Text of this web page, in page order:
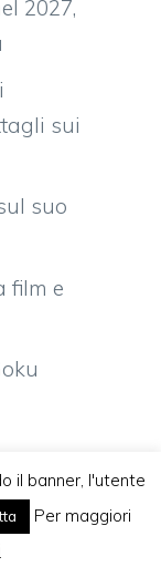
2027,
sui
suo
film e
il banner, l'utente
Per maggiori